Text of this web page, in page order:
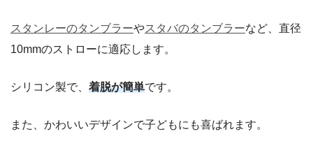
スタンレーのタンブラーやスタバのタンブラーなど、直径
10mmのストローに適応します。
シリコン製で、 着脱が簡単です。
また、かわいいデザインで子どもにも喜ばれます。